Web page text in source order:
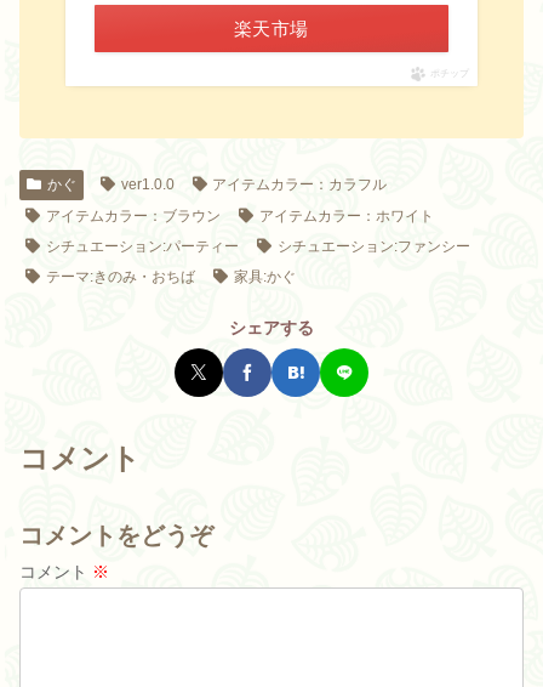
楽天市場
ポチップ
かぐ ver1.0.0
アイテムカラー：カラフル
アイテムカラー：ブラウン
アイテムカラー：ホワイト
シチュエーション:パーティー
シチュエーション:ファンシー
テーマ:きのみ・おちば
家具:かぐ
シェアする
コメント
コメントをどうぞ
コメント ※